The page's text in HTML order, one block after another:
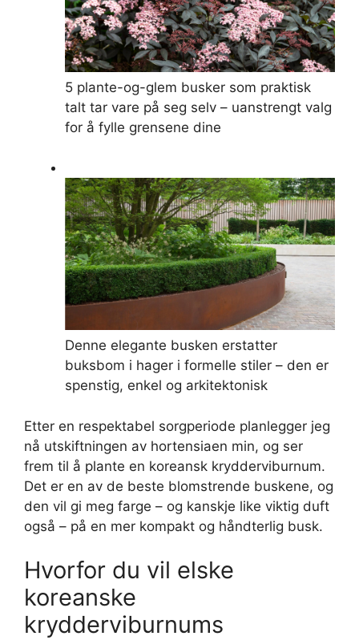
5 plante-og-glem busker som praktisk
talt tar vare på seg selv – uanstrengt valg
for å fylle grensene dine
Denne elegante busken erstatter
buksbom i hager i formelle stiler – den er
spenstig, enkel og arkitektonisk
Etter en respektabel sorgperiode planlegger jeg
nå utskiftningen av hortensiaen min, og ser
frem til å plante en koreansk krydderviburnum.
Det er en av de beste blomstrende buskene, og
den vil gi meg farge – og kanskje like viktig duft
også – på en mer kompakt og håndterlig busk.
Hvorfor du vil elske
koreanske
krydderviburnums